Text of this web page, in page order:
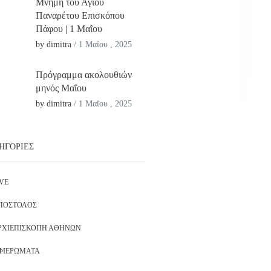
Μνήμη του Αγίου
Παναρέτου Επισκόπου
Πάφου | 1 Μαΐου
by dimitra / 1 Μαΐου , 2025
Πρόγραμμα ακολουθιών
μηνός Μαΐου
by dimitra / 1 Μαΐου , 2025
ΑΘΗΝΏΝ